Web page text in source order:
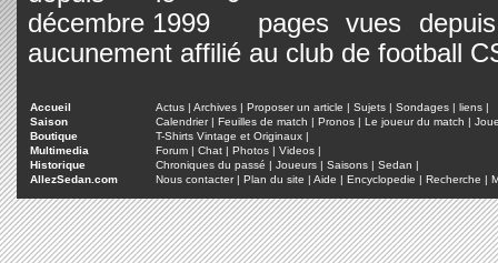
pages vues
aucunement affilié au club de football
Accueil Actus | Archives | Proposer un article | Sujets | Sondages | liens |
Saison
Calendrier| Feuilles de match | Pronos | Le joueur du match |
Boutique
T-Shirts Vintage et Originaux |
Multimedia
Forum | Chat | Photos | Videos |
Historique
Chroniques du passé | Joueurs | Saisons | Sedan |
AllezSedan.com
Nous contacter| Plan du site | Aide | Encyclopedie | Recherche |